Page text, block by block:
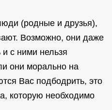
(родные и друзья),
Возможно, они даже
с ними нельзя
они морально на
Вас подбодрить, это
которую необходимо